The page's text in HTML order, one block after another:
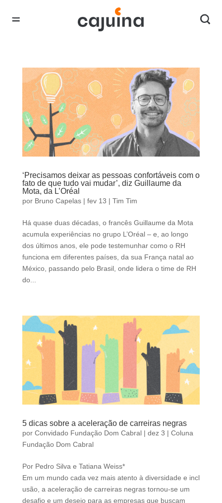
‘Precisamos deixar as pessoas confortáveis com o
fato de que tudo vai mudar’, diz Guillaume da
Mota, da L’Oréal
por Bruno Capelas| fev 13 | Tim Tim
Há quase duas décadas, o francês Guillaume da Mota
acumula experiências no grupo L’Oréal – e, ao longo
dos últimos anos, ele pode testemunhar como o RH
funciona em diferentes países, da sua França natal ao
México, passando pelo Brasil, onde lidera o time de RH
do...
5 dicas sobre a aceleração de carreiras negras
por Convidado Fundação Dom Cabral| dez 3 | Coluna
Fundação Dom Cabral
Por Pedro Silva e Tatiana Weiss*
Em um mundo cada vez mais atento à diversidade e incl
usão, a aceleração de carreiras negras tornou-se um
desafio e um desejo para as empresas que buscam